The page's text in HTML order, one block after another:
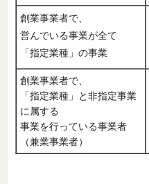
創業事業者で、
営んでいる事業が全て
「指定業種」の事業
創業事業者で、
「指定業種」と非指定事業
に属する
事業を行っている事業者
（兼業事業者）